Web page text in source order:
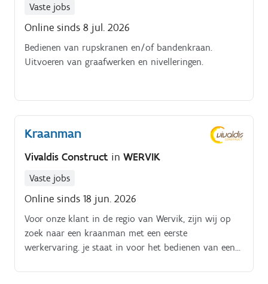
Vaste jobs
Online sinds 8 jul. 2026
Bedienen van rupskranen en/of bandenkraan.
Uitvoeren van graafwerken en nivelleringen.
Kraanman
Vivaldis Construct in WERVIK
Vaste jobs
Online sinds 18 jun. 2026
Voor onze klant in de regio van Wervik, zijn wij op
zoek naar een kraanman met een eerste
werkervaring. je staat in voor het bedienen van een